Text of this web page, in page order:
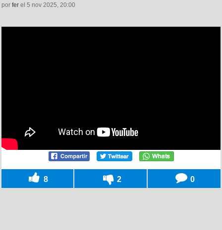
por fer el 5 nov 2025, 20:00
8 2 0